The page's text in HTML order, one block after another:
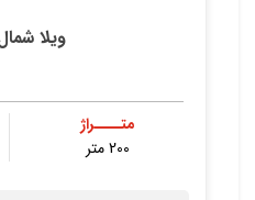
ویلا
متــــراژ
200 متر